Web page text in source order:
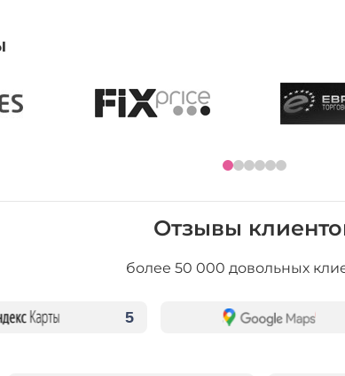
Отзывы
более 50 000 довольных
5